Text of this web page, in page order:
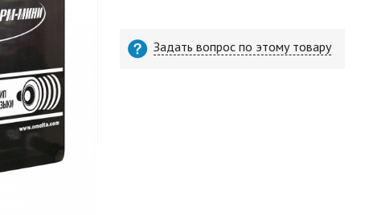
Задать вопрос по этому товару